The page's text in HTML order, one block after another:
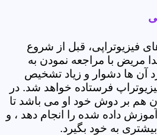
فیزیوتراپی، قبل از شروع
مریض با مراجعه نمودن به
آن ها دشوار و زیاد تشخیص
فرستاده خواهد شد. در
هم بر دوش خود او می باشد تا
داده شده را انجام دهد ، و
به خود بگیرد.